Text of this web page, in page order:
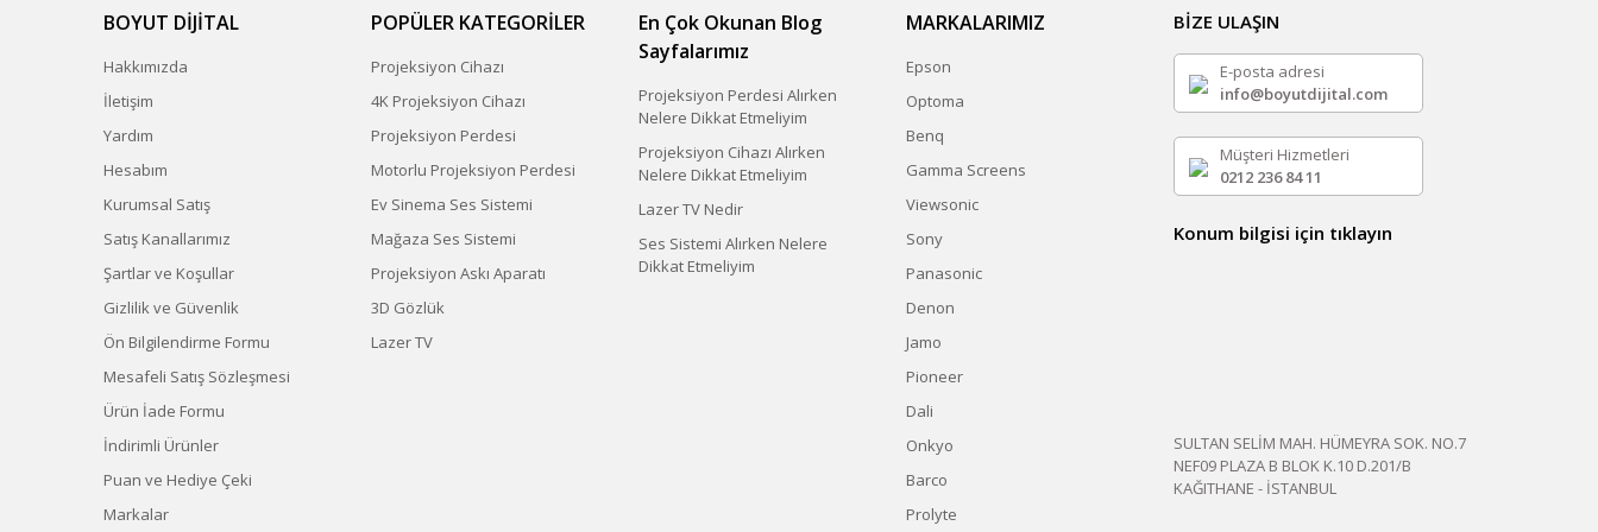
BOYUT DİJİTAL
Hakkımızda
İletişim
Yardım
Hesabım
Kurumsal Satış
Satış Kanallarımız
Şartlar ve Koşullar
Gizlilik ve Güvenlik
Ön Bilgilendirme Formu
Mesafeli Satış Sözleşmesi
Ürün İade Formu
İndirimli Ürünler
Puan ve Hediye Çeki
Markalar
POPÜLER KATEGORİLER
Projeksiyon Cihazı
4K Projeksiyon Cihazı
Projeksiyon Perdesi
Motorlu Projeksiyon Perdesi
Ev Sinema Ses Sistemi
Mağaza Ses Sistemi
Projeksiyon Askı Aparatı
3D Gözlük
Lazer TV
En Çok Okunan Blog
Sayfalarımız
Projeksiyon Perdesi Alırken
Nelere Dikkat Etmeliyim
Projeksiyon Cihazı Alırken
Nelere Dikkat Etmeliyim
Lazer TV Nedir
Ses Sistemi Alırken Nelere
Dikkat Etmeliyim
MARKALARIMIZ
Epson
Optoma
Benq
Gamma Screens
Viewsonic
Sony
Panasonic
Denon
Jamo
Pioneer
Dali
Onkyo
Barco
Prolyte
BİZE ULAŞIN
E-posta adresi
info@boyutdijital.com
Müşteri Hizmetleri
0212 236 84 11
Konum bilgisi için tıklayın
SULTAN SELİM MAH. HÜMEYRA SOK. NO.7
NEF09 PLAZA B BLOK K.10 D.201/B
KAĞITHANE - İSTANBUL